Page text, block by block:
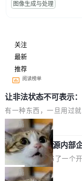
图像生成与处理
关注
最新
推荐
阅读榜单
让非法状态不可表示
的帖子在 Reddit 火了
有一种东西，一旦用过
eev 管它叫"软件设计的
鲜——代数数据类型（
（sum type）。但他说
型系统的学术体操，是
章从一个简单的例子切
局
Cloudflare 开源内部
dflare OS
Cloudflare 发布了一个
S。如果你只看官方博客
局